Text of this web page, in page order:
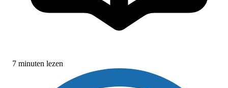
7 minuten lezen